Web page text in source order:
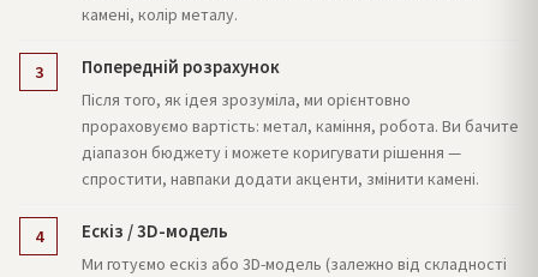
камені, колір металу.
3 Попередній розрахунок
Після того, як ідея зрозуміла, ми орієнтовно
прораховуємо вартість: метал, каміння, робота. Ви бачите
діапазон бюджету і можете коригувати рішення —
спростити, навпаки додати акценти, змінити камені.
4 Ескіз / 3D-модель
Ми готуємо ескіз або 3D-модель (залежно від складності